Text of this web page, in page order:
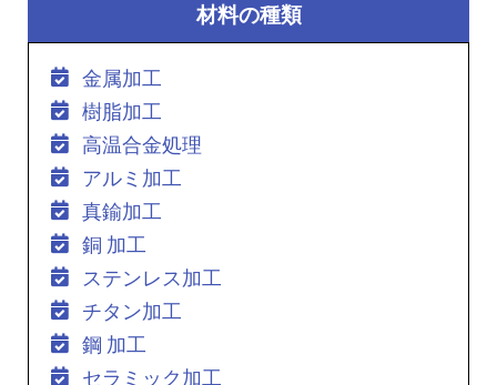
材料の種類
金属加工
樹脂加工
高温合金処理
アルミ加工
真鍮加工
銅 加工
ステンレス加工
チタン加工
鋼 加工
セラミック加工